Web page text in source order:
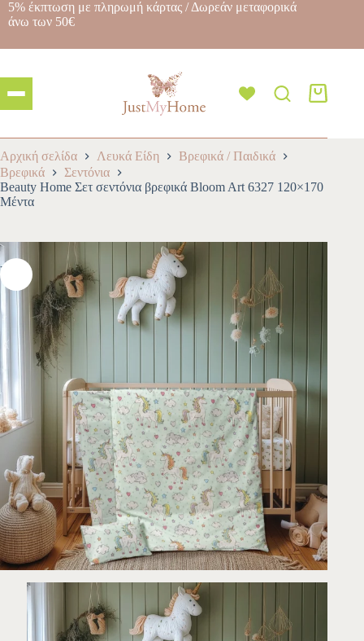
5% έκπτωση με πληρωμή κάρτας / Δωρεάν μεταφορικά
άνω των 50€
Αρχική σελίδα Λευκά Είδη
Βρεφικά / Παιδικά
Βρεφικά
Σεντόνια
Beauty Home Σετ σεντόνια βρεφικά Bloom Art 6327 120×170
Μέντα
-10%